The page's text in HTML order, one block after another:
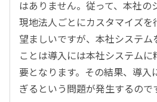
はありません。従って、本社の
現地法人ごとにカスタマイズ
望ましいですが、本社システム
ことは導入には本社システム
要となります。その結果、導入
ぎるという問題が発生するので